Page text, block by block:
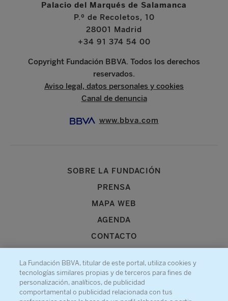
Palacio del Marqués de Salamanca
P.º de Recoletos, 10
28001 Madrid
+34 91 374 54 00
Copyright Fundación BBVA. Todos los derechos
reservados.
Aviso legal, datos personales y cookies
Canal de denuncia
www.bbva.com
SOBRE LA FUNDACIÓN
PRENSA
MAPA WEB
AGENDA
CONTACTO
Recibe información sobre nuestra actividad
La Fundación BBVA, titular de este portal, utiliza cookies y
tecnologías similares propias y de terceros para fines de
personalización, analíticos, de publicidad
comportamental o publicidad relacionada con tus